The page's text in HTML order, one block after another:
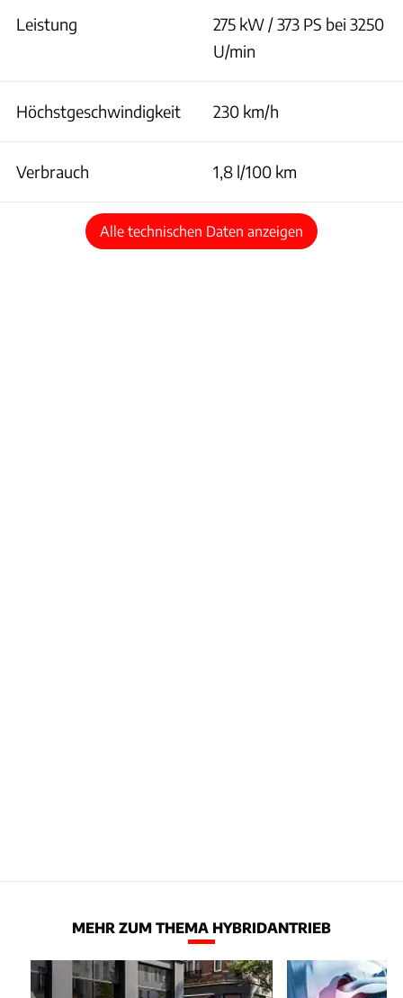
Leistung
275 kW / 373 PS bei 3250
U/min
Höchstgeschwindigkeit 230 km/h
Verbrauch 1,8 l/100 km
Alle technischen Daten anzeigen
MEHR ZUM THEMA HYBRIDANTRIEB